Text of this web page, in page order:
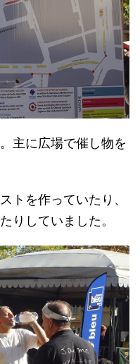
主に広場で催し物を
トを作っていたり、
りしていました。